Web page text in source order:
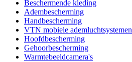
Beschermende kleding
Adembescherming
Handbescherming
VTN mobiele ademluchtsystemen
Hoofdbescherming
Gehoorbescherming
Warmtebeeldcamera's